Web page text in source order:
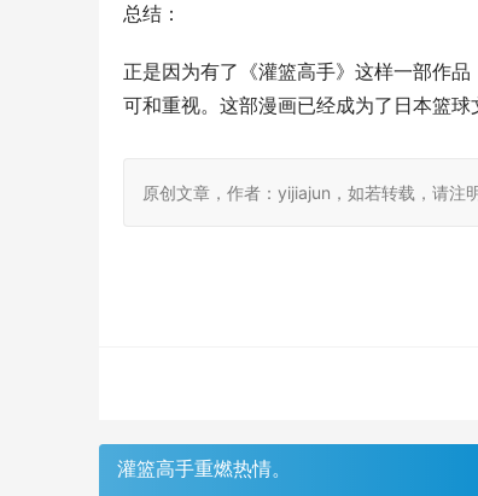
总结：
正是因为有了《灌篮高手》这样一部作
可和重视。这部漫画已经成为了日本篮球
原创文章，作者：yijiajun，如若转载，请
灌篮高手重燃热情。